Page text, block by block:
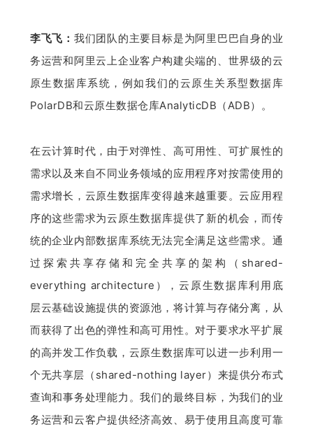
李飞飞： 我们团队的主要目标是为阿里巴巴自身的业
务运营和阿里云上企业客户构建尖端的、世界级的云
原生数据库系统，例如我们的云原生关系型数据库
PolarDB和云原生数据仓库AnalyticDB（ADB）。
在云计算时代，由于对弹性、高可用性、可扩展性的
需求以及来自不同业务领域的应用程序对按需使用的
需求增长，云原生数据库变得越来越重要。云应用程
序的这些需求为云原生数据库提供了新的机会，而传
统的企业内部数据库系统无法完全满足这些需求。通
过探索共享存储和完全共享的架构（shared-
everything architecture），云原生数据库利用底
层云基础设施提供的资源池，将计算与存储分离，从
而获得了出色的弹性和高可用性。对于要求水平扩展
的高并发工作负载，云原生数据库可以进一步利用一
个无共享层（shared-nothing layer）来提供分布式
查询和事务处理能力。我们的最终目标，为我们的业
务运营和云客户提供经济高效、易于使用且高度可靠